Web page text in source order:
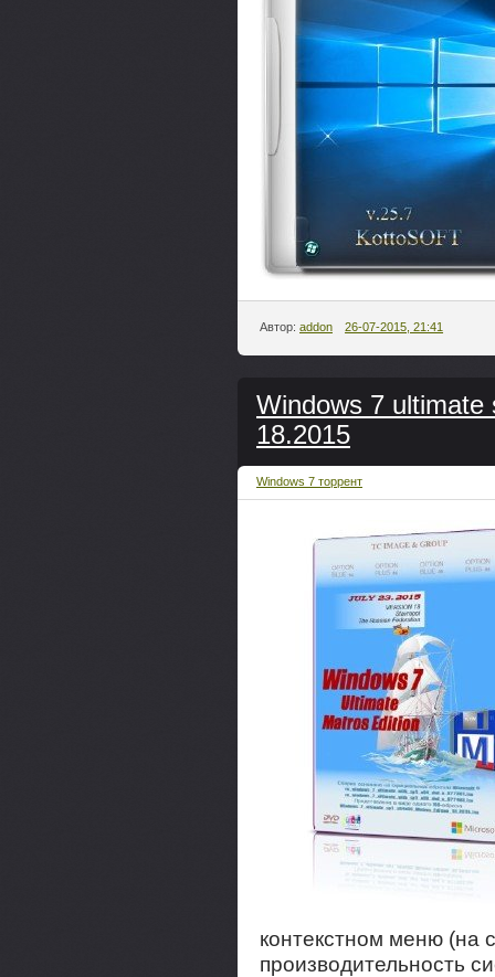
Автор: addon 26-07-2015, 21:41
Windows 7 ultimate
18.2015
Windows 7 торрент
контекстном меню (на
производительность